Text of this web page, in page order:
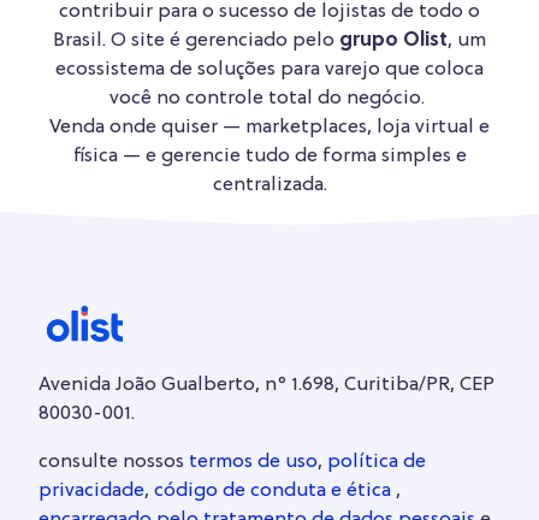
contribuir para o sucesso de lojistas de todo o
Brasil. O site é gerenciado pelo grupo Olist, um
ecossistema de soluções para varejo que coloca
você no controle total do negócio.
Venda onde quiser — marketplaces, loja virtual e
física — e gerencie tudo de forma simples e
centralizada.
Avenida João Gualberto, n° 1.698, Curitiba/PR, CEP
80030-001.
consulte nossos termos de uso, política de
privacidade, código de conduta e ética ,